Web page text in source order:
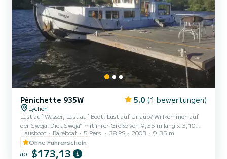
Pénichette 935W 5.0 (1 bewertungen)
Lychen
Lust auf Wasser, Lust auf Boot, Lust auf Urlaub? Willkommen auf
der Sweja! Die „Sweja“ mit ihrer Größe von 9,35 m lang x 3,10
breit ist perfekt geeignet für 3 Personen. Insgesamt verfügt das
Hausboot über ein Einzelbett (Schlupfkabine) Mittschiffs, einer
geräumigen Doppelkabine im Bug sowie einem möglichen weiteren
Hausboot Bareboat 5 Pers. 38 PS 2003
9.35 m
Ohne Führerschein
ab $173,13